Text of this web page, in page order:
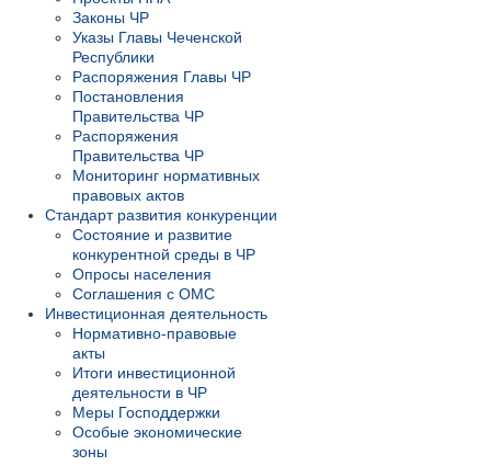
Законы ЧР
Указы Главы Чеченской
Республики
Распоряжения Главы ЧР
Постановления
Правительства ЧР
Распоряжения
Правительства ЧР
Мониторинг нормативных
правовых актов
Стандарт развития конкуренции
Состояние и развитие
конкурентной среды в ЧР
Опросы населения
Соглашения с ОМС
Инвестиционная деятельность
Нормативно-правовые
акты
Итоги инвестиционной
деятельности в ЧР
Меры Господдержки
Особые экономические
зоны